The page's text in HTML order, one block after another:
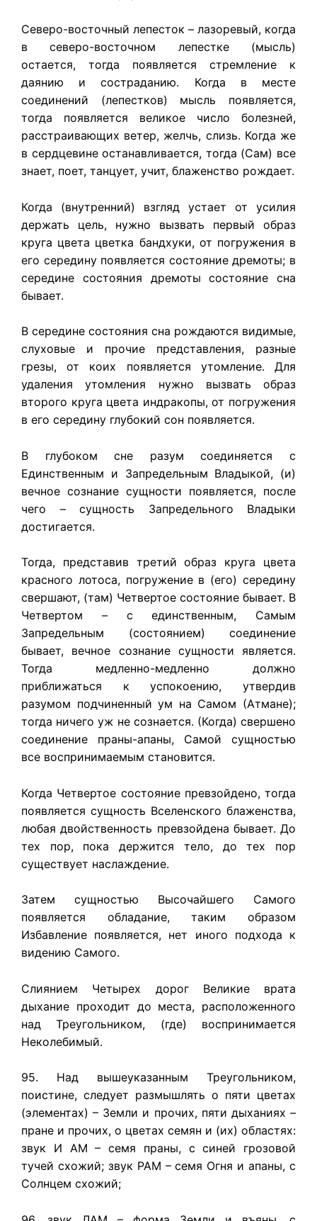
Северо-восточный лепесток – лазоревый, когда
в северо-восточном лепестке (мысль)
остается, тогда появляется стремление к
даянию и состраданию. Когда в месте
соединений (лепестков) мысль появляется,
тогда появляется великое число болезней,
расстраивающих ветер, желчь, слизь. Когда же
в сердцевине останавливается, тогда (Сам) все
знает, поет, танцует, учит, блаженство рождает.
Когда (внутренний) взгляд устает от усилия
держать цель, нужно вызвать первый образ
круга цвета цветка бандхуки, от погружения в
его середину появляется состояние дремоты; в
середине состояния дремоты состояние сна
бывает.
В середине состояния сна рождаются видимые,
слуховые и прочие представления, разные
грезы, от коих появляется утомление. Для
удаления утомления нужно вызвать образ
второго круга цвета индракопы, от погружения
в его середину глубокий сон появляется.
В глубоком сне разум соединяется с
Единственным и Запредельным Владыкой, (и)
вечное сознание сущности появляется, после
чего – сущность Запредельного Владыки
достигается.
Тогда, представив третий образ круга цвета
красного лотоса, погружение в (его) середину
свершают, (там) Четвертое состояние бывает. В
Четвертом – с единственным, Самым
Запредельным (состоянием) соединение
бывает, вечное сознание сущности является.
Тогда медленно-медленно должно
приближаться к успокоению, утвердив
разумом подчиненный ум на Самом (Атмане);
тогда ничего уж не сознается. (Когда) свершено
соединение праны-апаны, Самой сущностью
все воспринимаемым становится.
Когда Четвертое состояние превзойдено, тогда
появляется сущность Вселенского блаженства,
любая двойственность превзойдена бывает. До
тех пор, пока держится тело, до тех пор
существует наслаждение.
Затем сущностью Высочайшего Самого
появляется обладание, таким образом
Избавление появляется, нет иного подхода к
видению Самого.
Слиянием Четырех дорог Великие врата
дыхание проходит до места, расположенного
над Треугольником, (где) воспринимается
Неколебимый.
95. Над вышеуказанным Треугольником,
поистине, следует размышлять о пяти цветах
(элементах) – Земли и прочих, пяти дыханиях –
пране и прочих, о цветах семян и (их) областях:
звук И AM – семя праны, с синей грозовой
тучей схожий; звук РАМ – семя Огня и апаны, с
Солнцем схожий;